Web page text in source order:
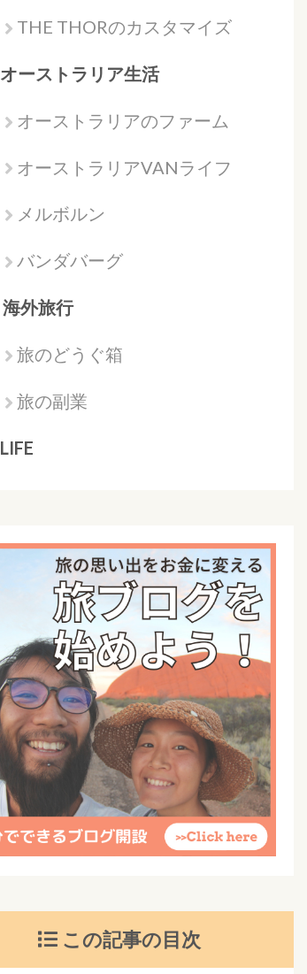
THE THORのカスタマイズ
オーストラリア生活
オーストラリアのファーム
オーストラリアVANライフ
メルボルン
バンダバーグ
海外旅行
旅のどうぐ箱
旅の副業
LIFE
この記事の目次